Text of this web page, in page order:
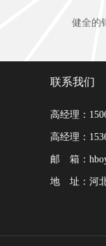
健全的
联系我们
高经理：
高经理：
邮 箱：
地 址：河北